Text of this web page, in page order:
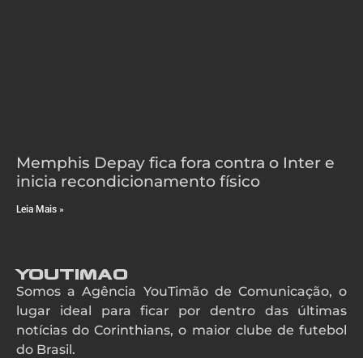
Memphis Depay fica fora contra o Inter e
inicia recondicionamento físico
Leia Mais »
YouTimao
Somos a Agência YouTimão de Comunicação, o
lugar ideal para ficar por dentro das últimas
notícias do Corinthians, o maior clube de futebol
do Brasil.